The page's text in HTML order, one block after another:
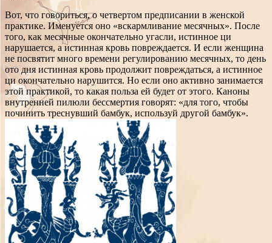
Вот, что говориться, о четвертом предписании в женской
практике. Именуется оно «вскармливание месячных». После
того, как месячные окончательно угасли, истинное ци
нарушается, а истинная кровь повреждается. И если женщина
не посвятит много времени регулированию месячных, то день
ото дня истинная кровь продолжит повреждаться, а истинное
ци окончательно нарушится. Но если оно активно занимается
этой практикой, то какая польза ей будет от этого. Каноны
внутренней пилюли бессмертия говорят: «для того, чтобы
починить треснувший бамбук, используй другой бамбук».